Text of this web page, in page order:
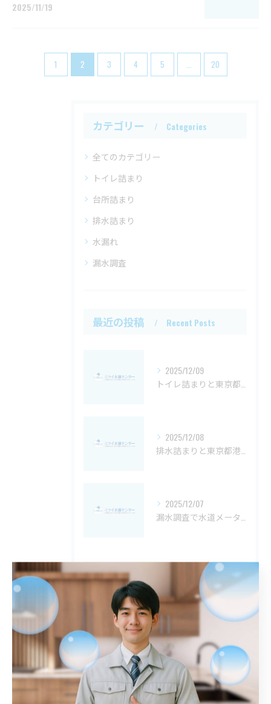
2025/11/19
1 2 3 4 5 ... 20
カテゴリー Categories
全てのカテゴリー
トイレ詰まり
台所詰まり
排水詰まり
水漏れ
漏水調査
最近の投稿 Recent Posts
2025/12/09
2025/12/08
2025/12/07
タグ
屋外排水管詰まり
鎌倉市 トイレ詰まり 港区 詰まり
春日部市 江戸川区 トイレ